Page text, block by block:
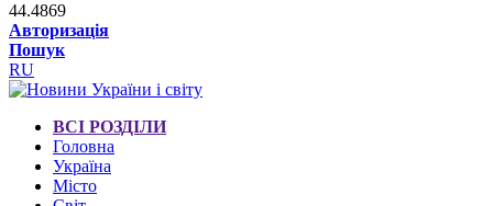
44.4869
Авторизація
Пошук
RU
ВСІ РОЗДІЛИ
Головна
Україна
Місто